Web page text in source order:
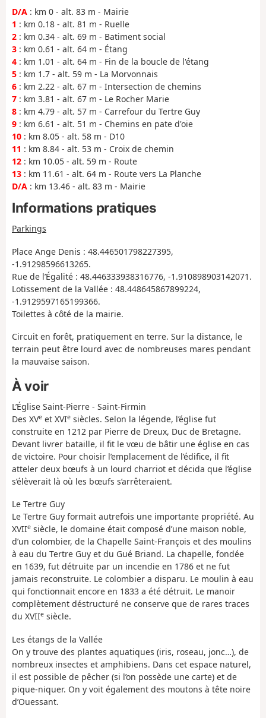
D/A : km 0 - alt. 83 m - Mairie
1 : km 0.18 - alt. 81 m - Ruelle
2 : km 0.34 - alt. 69 m - Batiment social
3 : km 0.61 - alt. 64 m - Étang
4 : km 1.01 - alt. 64 m - Fin de la boucle de l'étang
5 : km 1.7 - alt. 59 m - La Morvonnais
6 : km 2.22 - alt. 67 m - Intersection de chemins
7 : km 3.81 - alt. 67 m - Le Rocher Marie
8 : km 4.79 - alt. 57 m - Carrefour du Tertre Guy
9 : km 6.61 - alt. 51 m - Chemins en pate d'oie
10 : km 8.05 - alt. 58 m - D10
11 : km 8.84 - alt. 53 m - Croix de chemin
12 : km 10.05 - alt. 59 m - Route
13 : km 11.61 - alt. 64 m - Route vers La Planche
D/A : km 13.46 - alt. 83 m - Mairie
Informations pratiques
Parkings
Place Ange Denis : 48.446501798227395,
-1.91298596613265.
Rue de l’Égalité : 48.446333938316776, -1.910898903142071.
Lotissement de la Vallée : 48.448645867899224,
-1.9129597165199366.
Toilettes à côté de la mairie.
Circuit en forêt, pratiquement en terre. Sur la distance, le
terrain peut être lourd avec de nombreuses mares pendant
la mauvaise saison.
À voir
L’Église Saint-Pierre - Saint-Firmin
Des XVe et XVIe siècles. Selon la légende, l’église fut
construite en 1212 par Pierre de Dreux, Duc de Bretagne.
Devant livrer bataille, il fit le vœu de bâtir une église en cas
de victoire. Pour choisir l’emplacement de l’édifice, il fit
atteler deux bœufs à un lourd charriot et décida que l’église
s’élèverait là où les bœufs s’arrêteraient.
Le Tertre Guy
Le Tertre Guy formait autrefois une importante propriété. Au
XVIIe siècle, le domaine était composé d’une maison noble,
d’un colombier, de la Chapelle Saint-François et des moulins
à eau du Tertre Guy et du Gué Briand. La chapelle, fondée
en 1639, fut détruite par un incendie en 1786 et ne fut
jamais reconstruite. Le colombier a disparu. Le moulin à eau
qui fonctionnait encore en 1833 a été détruit. Le manoir
complètement déstructuré ne conserve que de rares traces
du XVIIe siècle.
Les étangs de la Vallée
On y trouve des plantes aquatiques (iris, roseau, jonc…), de
nombreux insectes et amphibiens. Dans cet espace naturel,
il est possible de pêcher (si l’on possède une carte) et de
pique-niquer. On y voit également des moutons à tête noire
d’Ouessant.